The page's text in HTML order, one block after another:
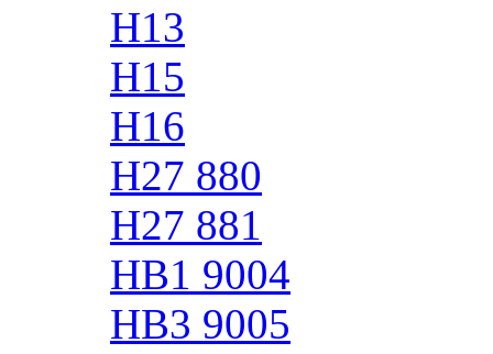
H13
H15
H16
H27 880
H27 881
HB1 9004
HB3 9005